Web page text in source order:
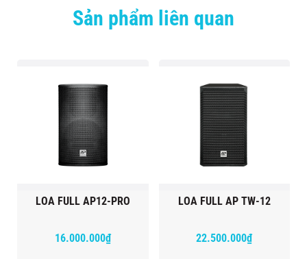
Sản phẩm liên quan
LOA FULL AP12-PRO
16.000.000₫
LOA FULL AP TW-12
22.500.000₫